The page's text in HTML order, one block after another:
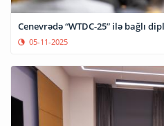
Cenevrədə “WTDC-25” ilə bağlı
05-11-2025